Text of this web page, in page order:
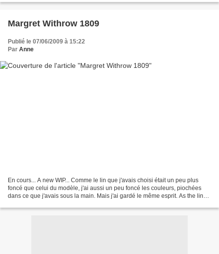
Margret Withrow 1809
Publié le 07/06/2009 à 15:22
Par Anne
En cours... A new WIP... Comme le lin que j'avais choisi était un peu plus
foncé que celui du modèle, j'ai aussi un peu foncé les couleurs, piochées
dans ce que j'avais sous la main. Mais j'ai gardé le même esprit. As the linen